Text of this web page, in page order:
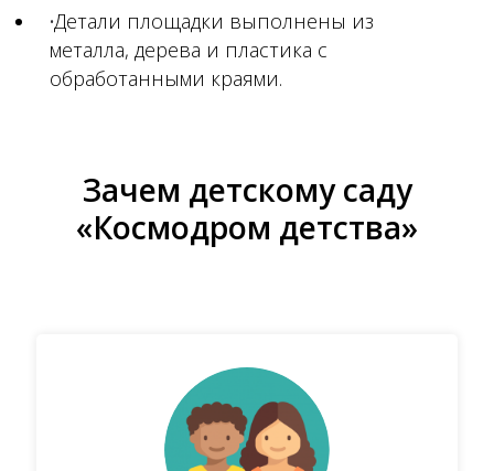
Детали площадки выполнены из
металла, дерева и пластика с
обработанными краями.
Зачем детскому саду
«Космодром детства»